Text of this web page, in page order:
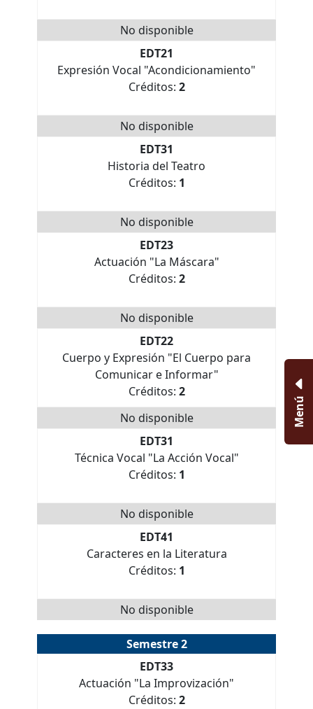
No disponible
EDT21
Expresión Vocal "Acondicionamiento"
Créditos: 2
No disponible
EDT31
Historia del Teatro
Créditos: 1
No disponible
EDT23
Actuación "La Máscara"
Créditos: 2
No disponible
EDT22
Cuerpo y Expresión "El Cuerpo para
Comunicar e Informar"
Créditos: 2
No disponible
EDT31
Técnica Vocal "La Acción Vocal"
Créditos: 1
No disponible
EDT41
Caracteres en la Literatura
Créditos: 1
No disponible
Semestre 2
EDT33
Actuación "La Improvización"
Créditos: 2
Menú